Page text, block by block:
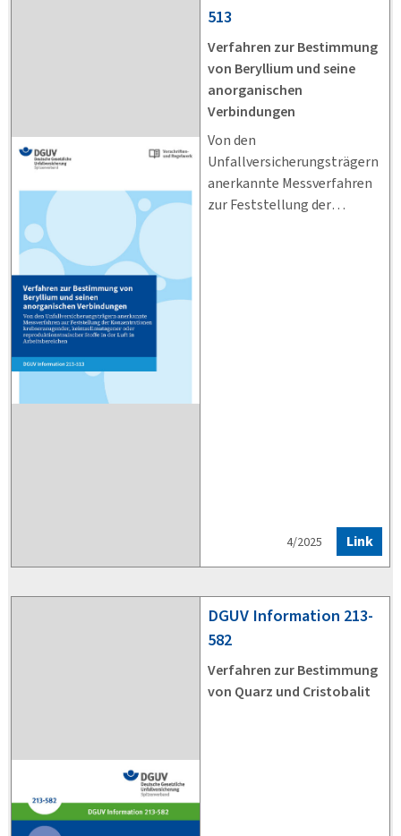
513
Verfahren zur Bestimmung
von Beryllium und seine
anorganischen
Verbindungen
Von den
Unfallversicherungsträgern
anerkannte Messverfahren
zur Feststellung der
4/2025 Link
DGUV Information 213-
582
Verfahren zur Bestimmung
von Quarz und Cristobalit